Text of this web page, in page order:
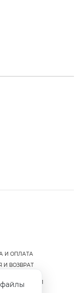
И ОПЛАТА
И ВОЗВРАТ
файлы